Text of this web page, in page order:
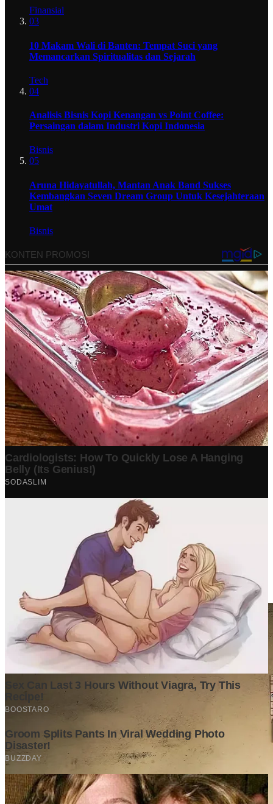
Finansial
03
10 Makam Wali di Banten: Tempat Suci yang
Memancarkan Spiritualitas dan Sejarah
Tech
04
Analisis Bisnis Kopi Kenangan vs Point Coffee:
Persaingan dalam Industri Kopi Indonesia
Bisnis
05
Aruna Hidayatullah, Mantan Anak Band Sukses
Kembangkan Seven Dream Group Untuk Kesejahteraan
Umat
Bisnis
Berita Terpopuler
Surat Somasi Penyerobotan Tanah Terbaru 2024, Lengkap
Dengan Penjelasannya!
Tech·2 years ago